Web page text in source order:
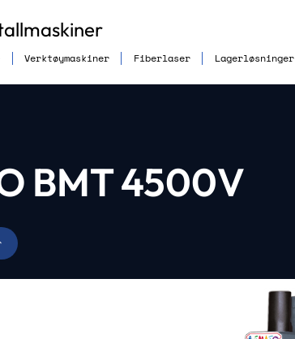
Verktøymaskiner Fiberlaser Lagerløsninger
BMT 4500V